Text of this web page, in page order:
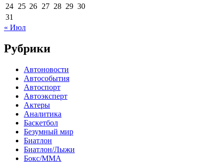
24 25 26 27 28 29 30
31
« Июл
Рубрики
Автоновости
Автособытия
Автоспорт
Автоэксперт
Актеры
Аналитика
Баскетбол
Безумный мир
Биатлон
Биатлон/Лыжи
Бокс/MMA